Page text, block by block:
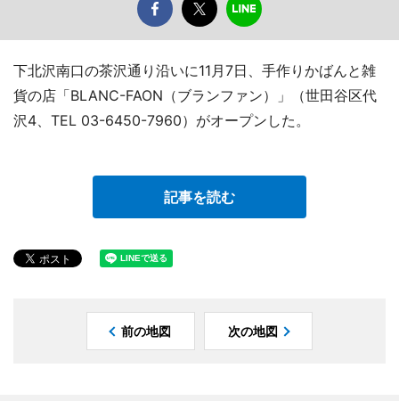
下北沢南口の茶沢通り沿いに11月7日、手作りかばんと雑
貨の店「BLANC-FAON（ブランファン）」（世田谷区代
沢4、TEL 03-6450-7960）がオープンした。
記事を読む
前の地図 次の地図